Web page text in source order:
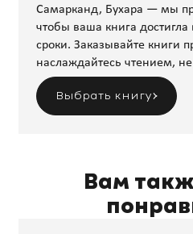
Самарканд, Бухара — мы
чтобы ваша книга
сроки. Заказывайте книги
наслаждайтесь чтением,
Выбрать книгу
Вам